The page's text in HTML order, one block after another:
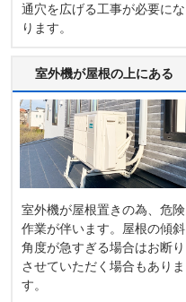
通穴を広げる工事が必要にな
ります。
室外機が屋根の上にある
室外機が屋根置きの為、危険
作業が伴います。屋根の傾斜
角度が急すぎる場合はお断り
させていただく場合もありま
す。